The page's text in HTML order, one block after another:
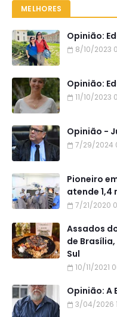
MELHORES
Opinião:
8/10/2023
Opinião:
11/10/2023
Opinião -
7/29/2024
Pioneiro
atende 1,4
7/21/2020
Assados
de
Sul
10/11/2021
Opinião: A
3/04/2026